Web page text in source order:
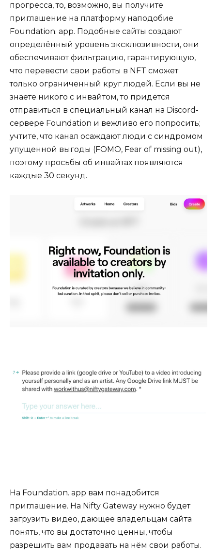
прогресса, то, возможно, вы получите
приглашение на платформу наподобие
Foundation. app. Подобные сайты создают
определённый уровень эксклюзивности, они
обеспечивают фильтрацию, гарантирующую,
что перевести свои работы в NFT сможет
только ограниченный круг людей. Если вы не
знаете никого с инвайтом, то придётся
отправиться в специальный канал на Discord-
сервере Foundation и вежливо его попросить;
учтите, что канал осаждают люди с синдромом
упущенной выгоды (FOMO, Fear of missing out),
поэтому просьбы об инвайтах появляются
каждые 30 секунд.
На Foundation. app вам понадобится
приглашение. На Nifty Gateway нужно будет
загрузить видео, дающее владельцам сайта
понять, что вы достаточно ценны, чтобы
разрешить вам продавать на нём свои работы.